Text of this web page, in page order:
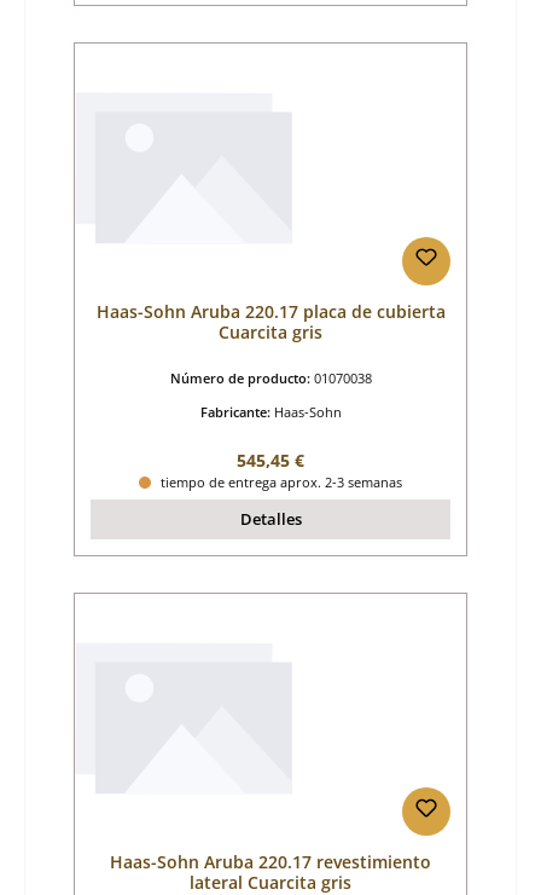
Haas-Sohn Aruba 220.17 placa de cubierta
Cuarcita gris
Número de producto: 01070038
Fabricante: Haas-Sohn
Precio normal:
545,45 €
tiempo de entrega aprox. 2-3 semanas
Detalles
Haas-Sohn Aruba 220.17 revestimiento
lateral Cuarcita gris